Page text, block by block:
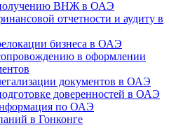
ВНЖ в ОАЭ
отчетности и аудиту в
бизнеса в ОАЭ
в оформлении
документов в ОАЭ
доверенностей в ОАЭ
по ОАЭ
в Гонконге